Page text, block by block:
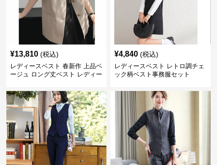
¥13,810 (税込)
レディースベスト 春新作 上品ベ
ージュ ロング丈ベスト レディー
¥4,840 (税込)
レディースベスト レトロ調チェ
ック柄ベスト事務服セット